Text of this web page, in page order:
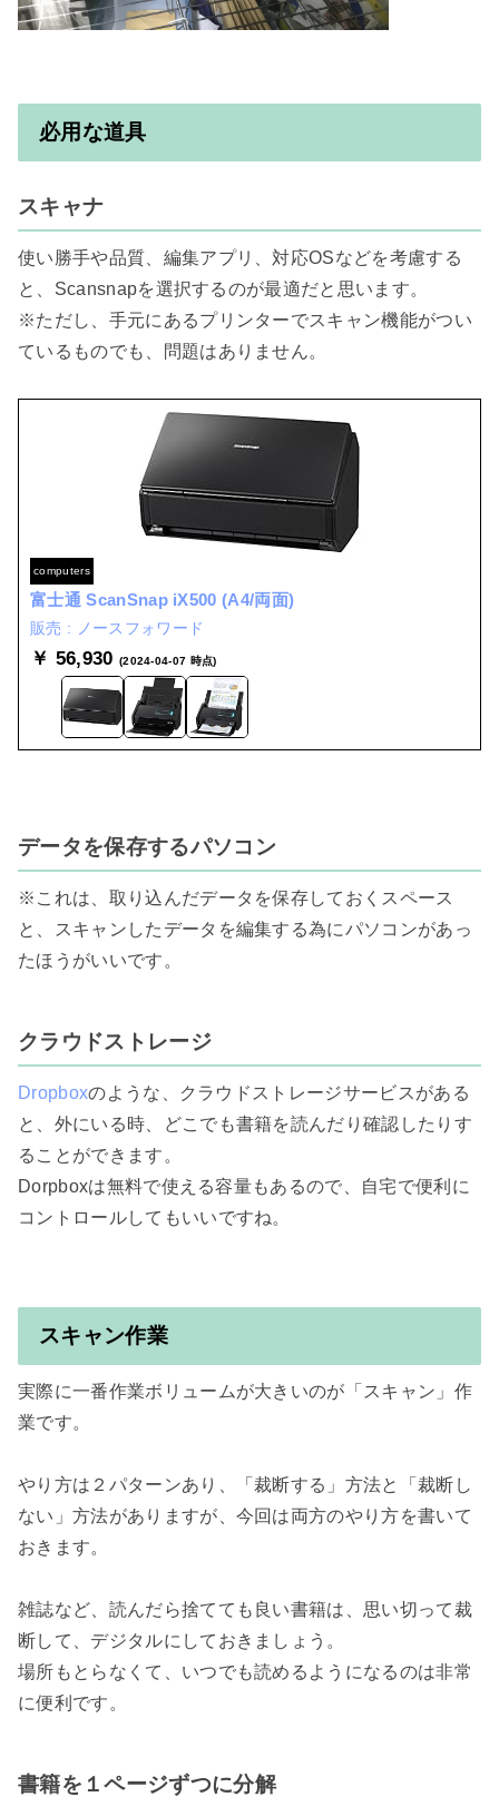
必用な道具
スキャナ
使い勝手や品質、編集アプリ、対応OSなどを考慮する
と、Scansnapを選択するのが最適だと思います。
※ただし、手元にあるプリンターでスキャン機能がつい
ているものでも、問題はありません。
computers
富士通 ScanSnap iX500 (A4/両面)
ノースフォワード
￥ 56,930 (2024-04-07 時点)
データを保存するパソコン
※これは、取り込んだデータを保存しておくスペース
と、スキャンしたデータを編集する為にパソコンがあっ
たほうがいいです。
クラウドストレージ
Dropboxのような、クラウドストレージサービスがある
と、外にいる時、どこでも書籍を読んだり確認したりす
ることができます。
Dorpboxは無料で使える容量もあるので、自宅で便利に
コントロールしてもいいですね。
スキャン作業
実際に一番作業ボリュームが大きいのが「スキャン」作
業です。
やり方は２パターンあり、「裁断する」方法と「裁断し
ない」方法がありますが、今回は両方のやり方を書いて
おきます。
雑誌など、読んだら捨てても良い書籍は、思い切って裁
断して、デジタルにしておきましょう。
場所もとらなくて、いつでも読めるようになるのは非常
に便利です。
書籍を１ページずつに分解